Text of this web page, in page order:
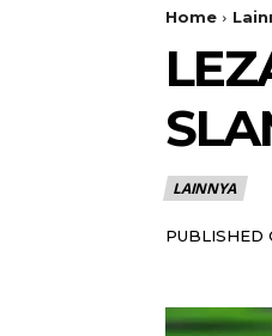
Home
LAINNYA
PUBLISHED